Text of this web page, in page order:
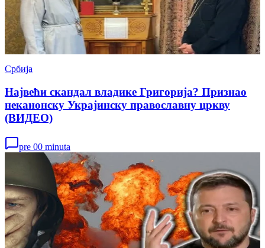
Србија
Највећи скандал владике Григорија? Признао
неканонску Украјинску православну цркву
(ВИДЕО)
pre 00 minuta